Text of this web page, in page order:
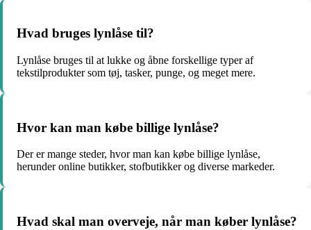
Hvad bruges lynlåse til?
Lynlåse bruges til at lukke og åbne forskellige typer af
tekstilprodukter som tøj, tasker, punge, og meget mere.
Hvor kan man købe billige lynlåse?
Der er mange steder, hvor man kan købe billige lynlåse,
herunder online butikker, stofbutikker og diverse markeder.
Hvad skal man overveje, når man køber lynlåse?